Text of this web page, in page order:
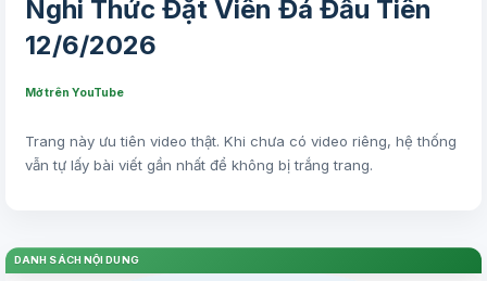
Nghi Thức Đặt Viên Đá Đầu Tiên
12/6/2026
Mở trên YouTube
Trang này ưu tiên video thật. Khi chưa có video riêng, hệ thống
vẫn tự lấy bài viết gần nhất để không bị trắng trang.
DANH SÁCH NỘI DUNG